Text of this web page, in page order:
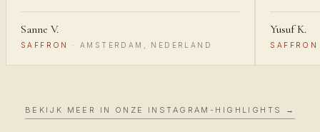
Sanne V.
SAFFRON ·AMSTERDAM, NEDERLAND
Yusuf K.
SAFFRON
BEKIJK MEER IN ONZE INSTAGRAM-HIGHLIGHTS →